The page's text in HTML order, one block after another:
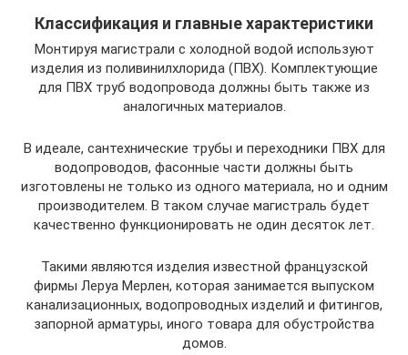
Классификация и главные характеристики
Монтируя магистрали с холодной водой используют
изделия из поливинилхлорида (ПВХ). Комплектующие
для ПВХ труб водопровода должны быть также из
аналогичных материалов.
В идеале, сантехнические трубы и переходники ПВХ для
водопроводов, фасонные части должны быть
изготовлены не только из одного материала, но и одним
производителем. В таком случае магистраль будет
качественно функционировать не один десяток лет.
Такими являются изделия известной французской
фирмы Леруа Мерлен, которая занимается выпуском
канализационных, водопроводных изделий и фитингов,
запорной арматуры, иного товара для обустройства
домов.